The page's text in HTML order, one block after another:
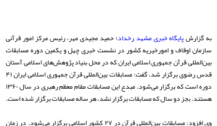
به گزارشپایگاه خبری مشهد رخداد؛ حمید مجیدی مهر، رئیس مرکز امور قرآنی
سازمان اوقاف و امورخیریه کشور در نشست خبری چهل‌ و‌ یکمین دوره مسابقات
بین‌المللی قرآن جمهوری اسلامی ایران که در محل بنیاد پژوهش‌های اسلامی آستان
قدس رضوی برگزار شد، گفت: مسابقات بین‌المللی قرآن جمهوری اسلامی ایران ۴۱
دوره است که برگزار می‌شود. مبدع این مسابقات مقام معظم رهبری در سال ۱۳۶۰
هستند. بجز دو سال که مسابقات برگزار نشد، هر ساله مسابقات برگزار شده است.
وی افزود: مسابقات بین‌المللی قرآن در ۲۷ کشور اسلامی برگزار می‌شود. در زمان